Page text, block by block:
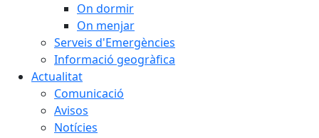
On dormir
On menjar
Serveis d'Emergències
Informació geogràfica
Actualitat
Comunicació
Avisos
Notícies